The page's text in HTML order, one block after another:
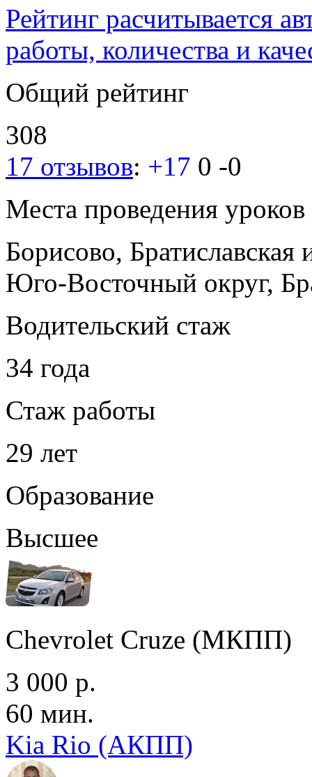
Рейтинг расчитывается
работы, количества и
Общий рейтинг
308
17 отзывов: +17 0 -0
Места проведения уроков
Борисово, Братиславская
Юго-Восточный округ,
Водительский стаж
34 года
Стаж работы
29 лет
Образование
Высшее
Chevrolet Cruze (МКПП)
3 000 р.
60 мин.
Kia Rio (АКПП)